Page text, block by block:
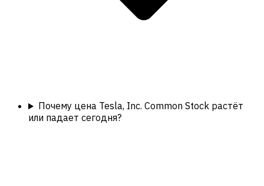
Почему цена Tesla, Inc. Common Stock растёт
или падает сегодня?